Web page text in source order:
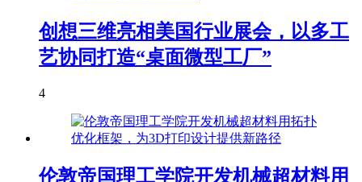
创想三维亮相美国行业展会，以多工
艺协同打造“桌面微型工厂”
4
伦敦帝国理工学院开发机械超材料用